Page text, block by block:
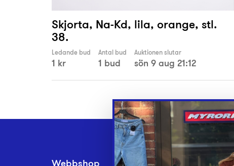
Skjorta, Na-Kd, lila, orange, stl.
38.
Ledande bud
1 kr
Antal bud
1 bud
Auktionen slutar
sön 9 aug 21:12